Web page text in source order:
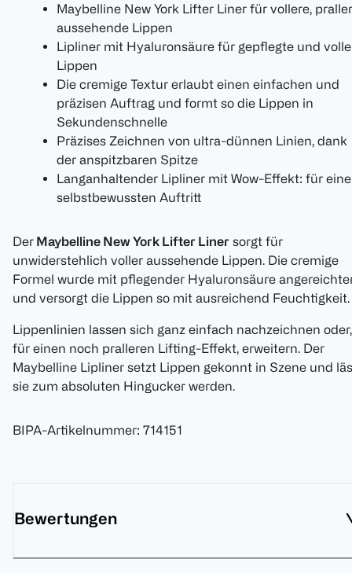
Maybelline New York Lifter Liner für vollere, praller
aussehende Lippen
Lipliner mit Hyaluronsäure für gepflegte und volle
Lippen
Die cremige Textur erlaubt einen einfachen und
präzisen Auftrag und formt so die Lippen in
Sekundenschnelle
Präzises Zeichnen von ultra-dünnen Linien, dank
der anspitzbaren Spitze
Langanhaltender Lipliner mit Wow-Effekt: für
selbstbewussten Auftritt
Der Maybelline New York Lifter Liner sorgt für
unwiderstehlich voller aussehende Lippen. Die cremige
Formel wurde mit pflegender Hyaluronsäure
und versorgt die Lippen so mit ausreichend Feuchtigkeit.
Lippenlinien lassen sich ganz einfach nachzeichnen oder,
für einen noch pralleren Lifting-Effekt, erweitern. Der
Maybelline Lipliner setzt Lippen gekonnt in Szene und
sie zum absoluten Hingucker werden.
BIPA-Artikelnummer: 714151
Bewertungen